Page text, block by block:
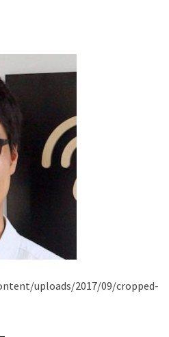
uploads/2017/09/cropped-